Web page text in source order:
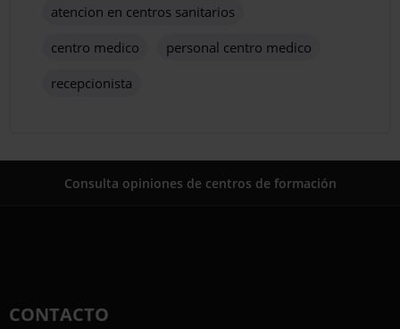
atencion en centros sanitarios
centro medico
personal centro medico
recepcionista
Consulta opiniones de centros de formación
CONTACTO